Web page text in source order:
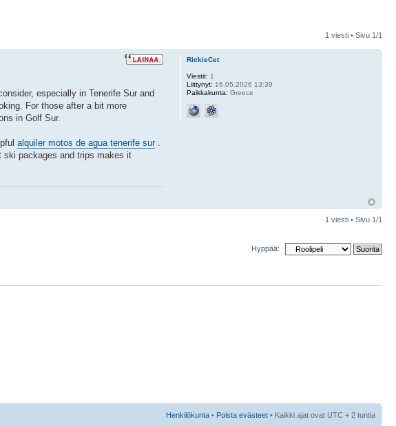
1 viesti • Sivu 1/1
especially in Tenerife Sur and
For those after a bit more
in Golf Sur.
alquiler motos de agua tenerife sur
ski packages and trips makes it
RickieCet
Viestit: 1
Liittynyt: 16.05.2026 13:39
Paikkakunta: Greece
1 viesti • Sivu 1 /1
Hyppää:
Henkilökunta • Poista evästeet • Kaikki ajat ovat UTC + 2 tuntia